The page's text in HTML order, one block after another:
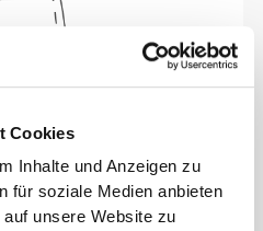
Cookies
Inhalte und Anzeigen zu
für soziale Medien anbieten
unsere Website zu